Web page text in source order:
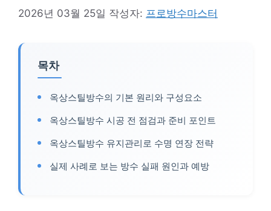
2026년 03월 25일 작성자: 프로방수마스터
목차
옥상스틸방수의 기본 원리와 구성요소
옥상스틸방수 시공 전 점검과 준비 포인트
옥상스틸방수 유지관리로 수명 연장 전략
실제 사례로 보는 방수 실패 원인과 예방